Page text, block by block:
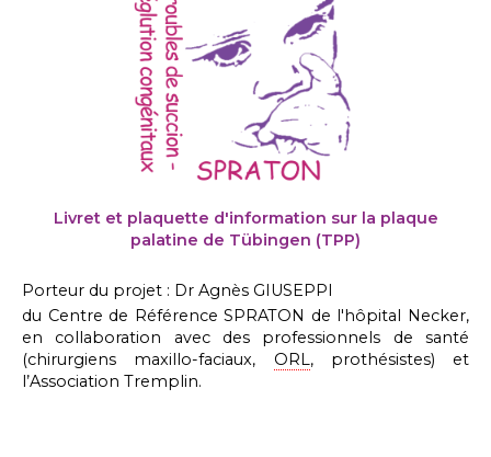
Livret et plaquette d'information sur la plaque
palatine de Tübingen (TPP)
Porteur du projet : Dr Agnès GIUSEPPI
du Centre de Référence SPRATON de l'hôpital Necker,
en collaboration avec des professionnels de santé
(chirurgiens maxillo-faciaux, ORL, prothésistes) et
l’Association Tremplin.